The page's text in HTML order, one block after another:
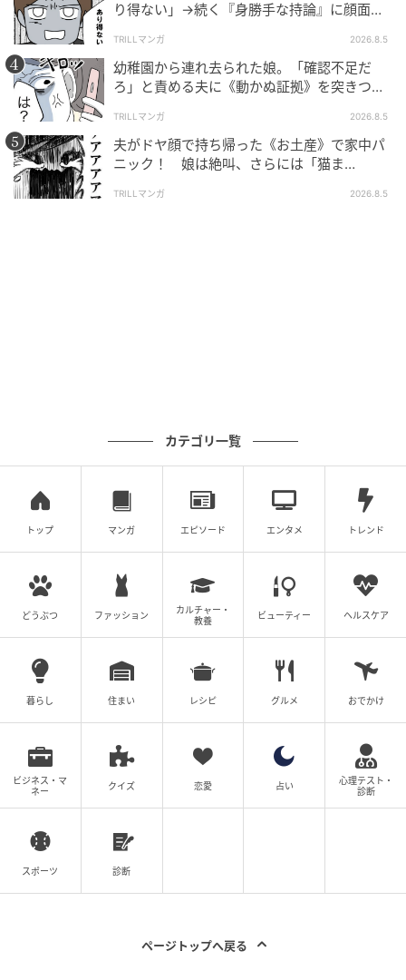
時計は7時を過ぎ、不安は募るばかり。ついに大通りま
たのは、すでに9時。バスから降りてきた娘さんは、
「お母ちゃ…寒いよ…寒いよぉ…」と車内の冷房の寒さ
を訴えます。ひとみさんは「クーラーね、大変やった
ね」と優しく迎えました。バス代の負担もふと頭をよ
ぎりますが、無事に会えた安堵がそれを上回ります。
帰りを待つ家族の気持ちに、思わず胸が重なるひとと
当時のバンコクの交通事情の大変さも、実感させられ
Instagram：むらいひとみ（@i_miss_bkk_thai ）
サムネイル画像出典：photoAC ※画像はイメージです
クリエイター情報
agramで発信しています。
り得ない」→続く『身勝手な持論』に顔面蒼
TRILLマンガ 2026.8.5
幼稚園から連れ去られた娘。「確認不足だ
ろ」と責める夫に《動かぬ証拠》を突きつけ
TRILLマンガ 2026.8.5
夫がドヤ顔で持ち帰った《お土産》で家中パ
ニック！ 娘は絶叫、さらには「猫ま
TRILLマンガ 2026.8.5
カテゴリ一覧
トップ マンガ エピソード エンタメ トレンド
どうぶつ ファッション
カルチャー・
教養
ビューティー ヘルスケア
暮らし 住まい レシピ グルメ おでかけ
ビジネス・マ
ネー
クイズ 恋愛 占い
心理テスト・
診断
スポーツ 診断
ページトップへ戻る